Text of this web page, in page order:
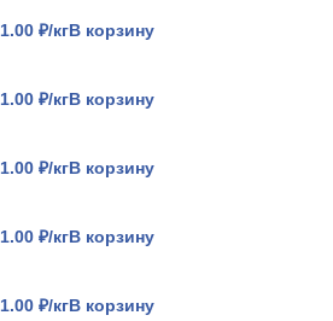
1.00 ₽/кгВ корзину
1.00 ₽/кгВ корзину
1.00 ₽/кгВ корзину
1.00 ₽/кгВ корзину
1.00 ₽/кгВ корзину